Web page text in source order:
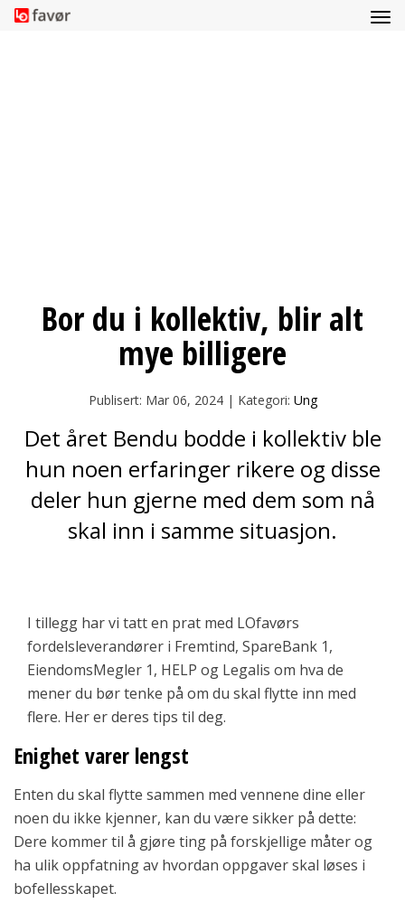
Bor du i kollektiv, blir alt
mye billigere
Publisert: Mar 06, 2024 | Kategori: Ung
Det året Bendu bodde i kollektiv ble
hun noen erfaringer rikere og disse
deler hun gjerne med dem som nå
skal inn i samme situasjon.
I tillegg har vi tatt en prat med LOfavørs
fordelsleverandører i Fremtind, SpareBank 1,
EiendomsMegler 1, HELP og Legalis om hva de
mener du bør tenke på om du skal flytte inn med
flere. Her er deres tips til deg.
Enighet varer lengst
Enten du skal flytte sammen med vennene dine eller
noen du ikke kjenner, kan du være sikker på dette:
Dere kommer til å gjøre ting på forskjellige måter og
ha ulik oppfatning av hvordan oppgaver skal løses i
bofellesskapet.